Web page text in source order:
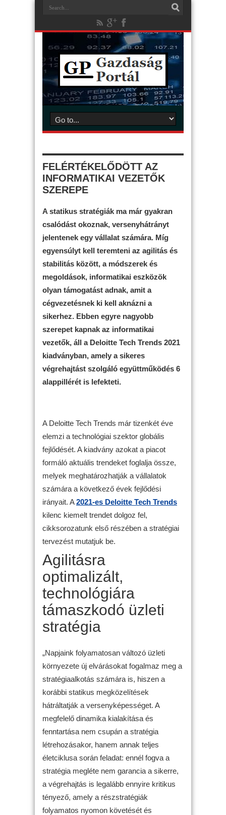
FELÉRTÉKELŐDÖTT AZ
INFORMATIKAI VEZETŐK
SZEREPE
A statikus stratégiák ma már gyakran
csalódást okoznak, versenyhátrányt
jelentenek egy vállalat számára. Míg
egyensúlyt kell teremteni az agilitás és
stabilitás között, a módszerek és
megoldások, informatikai eszközök
olyan támogatást adnak, amit a
cégvezetésnek ki kell aknázni a
sikerhez. Ebben egyre nagyobb
szerepet kapnak az informatikai
vezetők, áll a Deloitte Tech Trends 2021
kiadványban, amely a sikeres
végrehajtást szolgáló együttműködés 6
alappillérét is lefekteti.
A Deloitte Tech Trends már tizenkét éve
elemzi a technológiai szektor globális
fejlődését. A kiadvány azokat a piacot
formáló aktuális trendeket foglalja össze,
melyek meghatározhatják a vállalatok
számára a következő évek fejlődési
irányait. A2021-es Deloitte Tech Trends
kilenc kiemelt trendet dolgoz fel,
cikksorozatunk első részében a stratégiai
tervezést mutatjuk be.
Agilitásra
optimalizált,
technológiára
támaszkodó üzleti
stratégia
„Napjaink folyamatosan változó üzleti
környezete új elvárásokat fogalmaz meg a
stratégiaalkotás számára is, hiszen a
korábbi statikus megközelítések
hátráltatják a versenyképességet. A
megfelelő dinamika kialakítása és
fenntartása nem csupán a stratégia
létrehozásakor, hanem annak teljes
életciklusa során feladat: ennél fogva a
stratégia megléte nem garancia a sikerre,
a végrehajtás is legalább ennyire kritikus
tényező, amely a részstratégiák
folyamatos nyomon követését és